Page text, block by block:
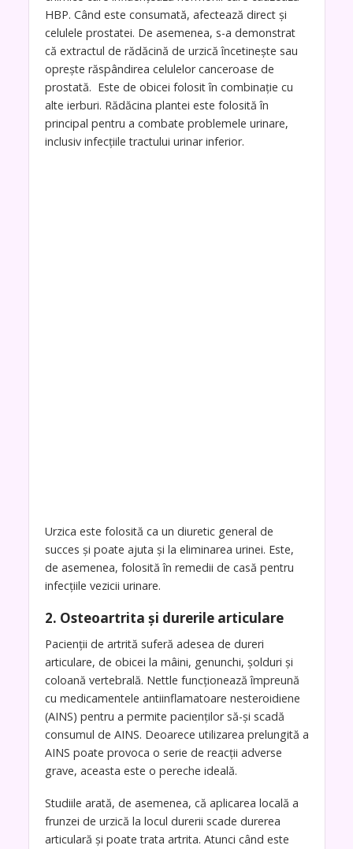
HBP. Când este consumată, afectează direct și
celulele prostatei. De asemenea, s-a demonstrat
că extractul de rădăcină de urzică încetinește sau
oprește răspândirea celulelor canceroase de
prostată. Este de obicei folosit în combinație cu
alte ierburi. Rădăcina plantei este folosită în
principal pentru a combate problemele urinare,
inclusiv infecțiile tractului urinar inferior.
Urzica este folosită ca un diuretic general de
succes și poate ajuta și la eliminarea urinei. Este,
de asemenea, folosită în remedii de casă pentru
infecțiile vezicii urinare.
2. Osteoartrita și durerile articulare
Pacienții de artrită suferă adesea de dureri
articulare, de obicei la mâini, genunchi, șolduri și
coloană vertebrală. Nettle funcționează împreună
cu medicamentele antiinflamatoare nesteroidiene
(AINS) pentru a permite pacienților să-și scadă
consumul de AINS. Deoarece utilizarea prelungită a
AINS poate provoca o serie de reacții adverse
grave, aceasta este o pereche ideală.
Studiile arată, de asemenea, că aplicarea locală a
frunzei de urzică la locul durerii scade durerea
articulară și poate trata artrita. Atunci când este